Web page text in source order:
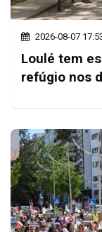
2026-08-07
Loulé tem
refúgio nos